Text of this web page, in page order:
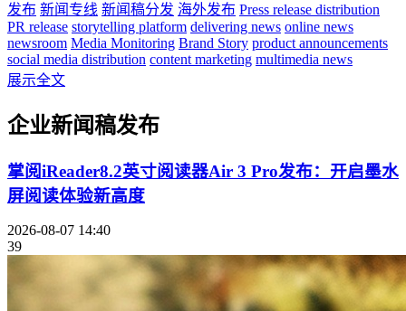
发布 新闻专线 新闻稿分发 海外发布 Press release distribution
PR release storytelling platform delivering news online news
newsroom Media Monitoring Brand Story product announcements
social media distribution content marketing multimedia news
展示全文
企业新闻稿发布
掌阅iReader8.2英寸阅读器Air 3 Pro发布：开启墨水
屏阅读体验新高度
2026-08-07 14:40
39